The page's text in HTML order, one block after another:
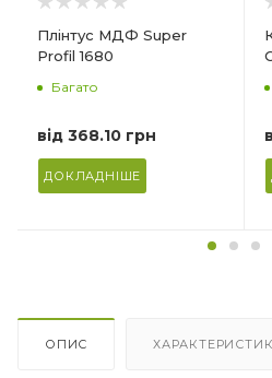
Плінтус МДФ Super
Profil 1680
Багато
від368.10 грн
ДОКЛАДНІШЕ
матеріал (верхній шар)
ОПИС